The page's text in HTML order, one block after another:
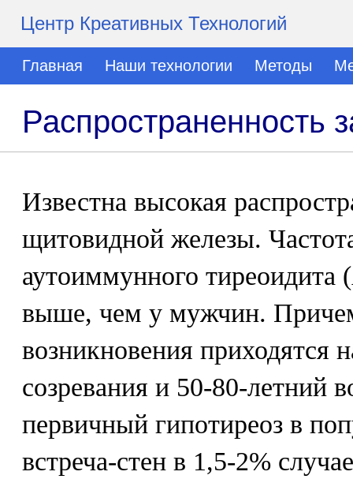
Центр Креативных Технологий
Главная Наши технологии Методы
Распространенность
Известна высокая
щитовидной железы.
аутоиммунного
выше, чем у мужчин.
возникновения приходятся
созревания и 50-80-летний
первичный гипотиреоз в
встреча-стен в 1,5-2%